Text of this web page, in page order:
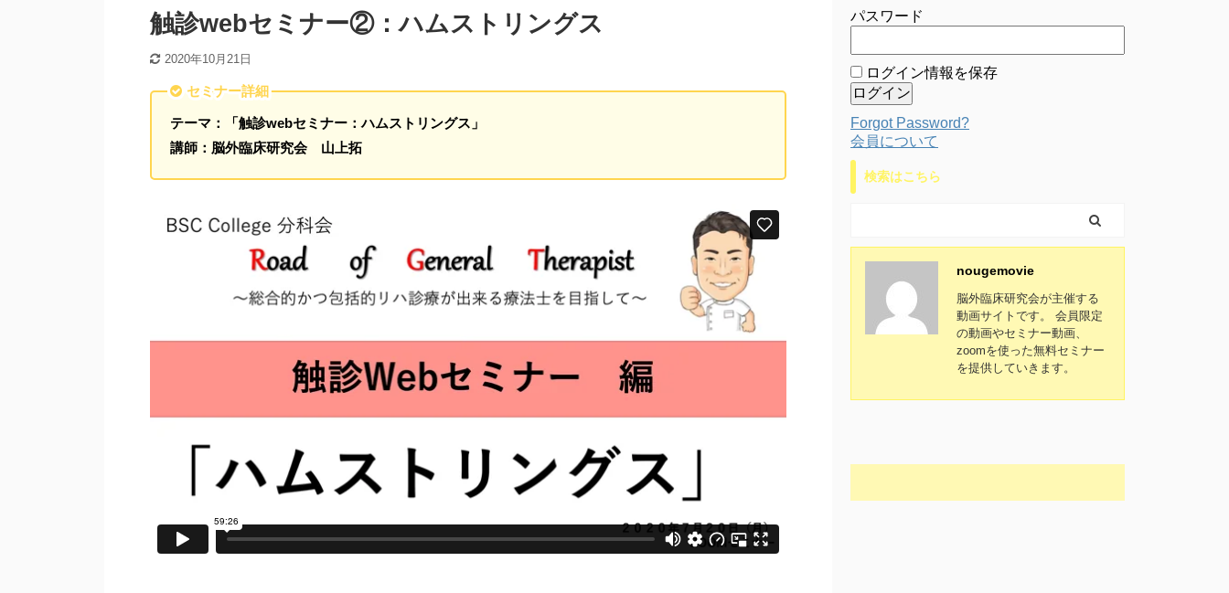
触診webセミナー②：ハムストリングス
2020年10月21日
セミナー詳細
テーマ：「触診webセミナー：ハムストリングス」
講師：脳外臨床研究会 山上拓
パスワード
ログイン情報を保存
Forgot Password?
会員について
検索はこちら
nougemovie
脳外臨床研究会が主催する
動画サイトです。 会員限定
の動画やセミナー動画、
zoomを使った無料セミナー
を提供していきます。